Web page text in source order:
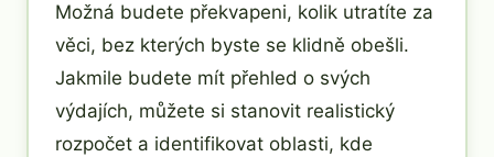
Možná budete překvapeni, kolik utratíte za
věci, bez kterých byste se klidně obešli.
Jakmile budete mít přehled o svých
výdajích, můžete si stanovit realistický
rozpočet a identifikovat oblasti, kde